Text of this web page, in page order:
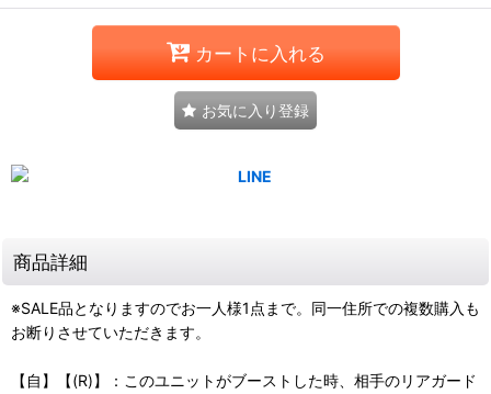
カートに入れる
お気に入り登録
商品詳細
※SALE品となりますのでお一人様1点まで。同一住所での複数購入も
お断りさせていただきます。
【自】【(R)】：このユニットがブーストした時、相手のリアガード